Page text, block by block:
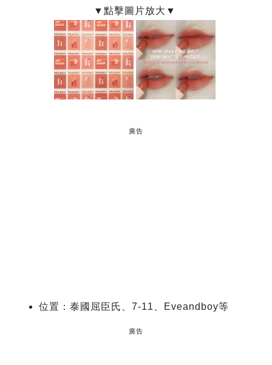
廣告
位置：泰國屈臣氏、7-11、Eveandboy等
廣告